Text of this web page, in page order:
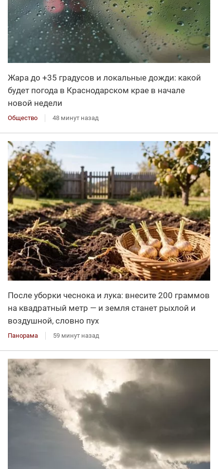
Жара до +35 градусов и локальные дожди: какой
будет погода в Краснодарском крае в начале
новой недели
Общество 48 минут назад
После уборки чеснока и лука: внесите 200 граммов
на квадратный метр — и земля станет рыхлой и
воздушной, словно пух
Панорама 59 минут назад